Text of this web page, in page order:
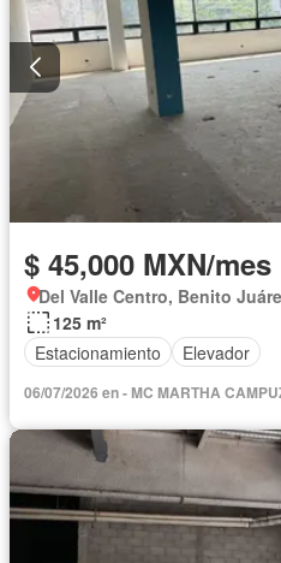
$ 45,000 MXN/mes
Del Valle Centro, Benito
125 m²
Estacionamiento
Elevador
06/07/2026 en - MC MARTHA